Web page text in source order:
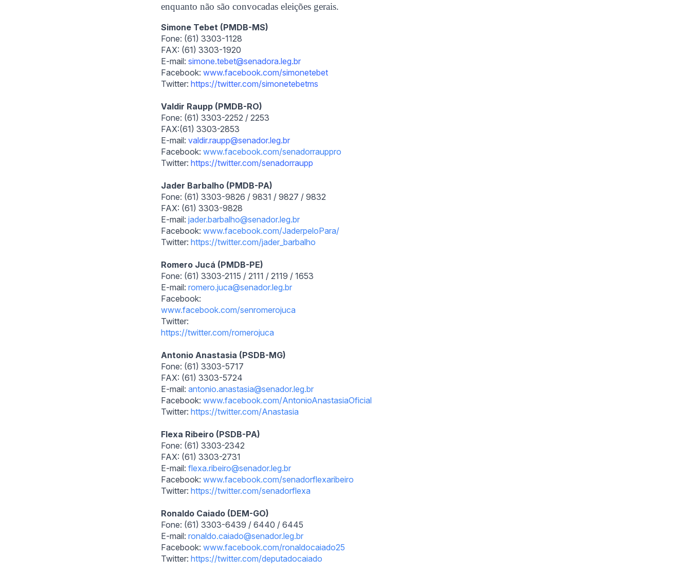
enquanto não são convocadas eleições gerais.
Simone Tebet (PMDB-MS)
Fone: (61) 3303-1128
FAX: (61) 3303-1920
E-mail: simone.tebet@senadora.leg.br
Facebook:www.facebook.com/simonetebet
Twitter: https://twitter.com/simonetebetms
Valdir Raupp (PMDB-RO)
Fone: (61) 3303-2252 / 2253
FAX:(61) 3303-2853
E-mail:valdir.raupp@senador.leg.br
Facebook:www.facebook.com/senadorrauppro
Twitter:https://twitter.com/senadorraupp
Jader Barbalho (PMDB-PA)
Fone: (61) 3303-9826 / 9831 / 9827 / 9832
FAX: (61) 3303-9828
E-mail:jader.barbalho@senador.leg.br
Facebook:www.facebook.com/JaderpeloPara/
Twitter:https://twitter.com/jader_barbalho
Romero Jucá (PMDB-PE)
Fone: (61) 3303-2115 / 2111 / 2119 / 1653
E-mail:romero.juca@senador.leg.br
Facebook:
www.facebook.com/senromerojuca
Twitter:
https://twitter.com/romerojuca
Antonio Anastasia (PSDB-MG)
Fone: (61) 3303-5717
FAX: (61) 3303-5724
E-mail:antonio.anastasia@senador.leg.br
Facebook: www.facebook.com/AntonioAnastasiaOficial
Twitter:https://twitter.com/Anastasia
Flexa Ribeiro (PSDB-PA)
Fone: (61) 3303-2342
FAX: (61) 3303-2731
E-mail: flexa.ribeiro@senador.leg.br
Facebook: www.facebook.com/senadorflexaribeiro
Twitter:https://twitter.com/senadorflexa
Ronaldo Caiado (DEM-GO)
Fone: (61) 3303-6439 / 6440 / 6445
E-mail:ronaldo.caiado@senador.leg.br
Facebook: www.facebook.com/ronaldocaiado25
Twitter:https://twitter.com/deputadocaiado